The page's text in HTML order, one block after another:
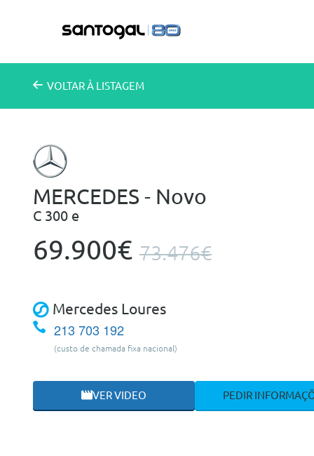
VOLTARÀ LISTAGEM
MERCEDES - Novo
C 300 e
69.900€ 73.476€
Mercedes Loures
213 703 192
(custo de chamada fixa nacional)
VER VIDEO PEDIR